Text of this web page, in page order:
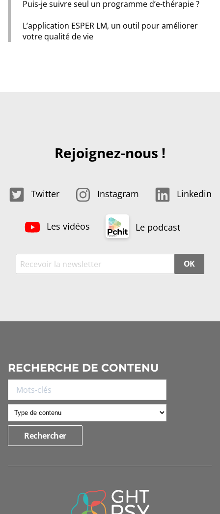
Puis-je suivre seul un programme d’e-thérapie ?
L’application ESPER LM, un outil pour améliorer
votre qualité de vie
Rejoignez-nous !
Twitter Instagram Linkedin
Les vidéos Le podcast
OK
RECHERCHE DE CONTENU
INFORMATIONS